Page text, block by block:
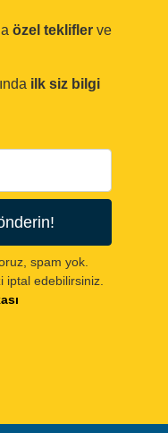
özel teklifler ve
ilk siz bilgi
spam yok.
iptal edebilirsiniz.